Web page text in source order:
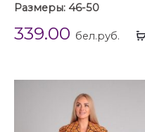
Размеры: 46-50
339.00 бел.руб.